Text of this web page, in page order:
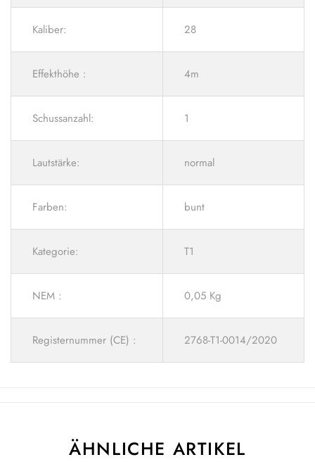
Kaliber: 28
Effekthöhe : 4m
Schussanzahl: 1
Lautstärke: normal
Farben: bunt
Kategorie: T1
NEM : 0,05 Kg
Registernummer (CE) : 2768-T1-0014/2020
ÄHNLICHE ARTIKEL